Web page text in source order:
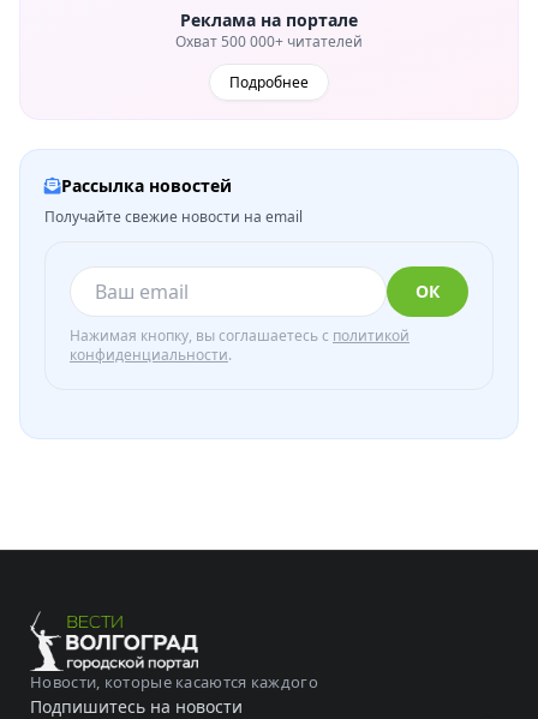
Реклама на портале
Охват 500 000+ читателей
Подробнее
Рассылка новостей
Получайте свежие новости на email
ОК
Нажимая кнопку, вы соглашаетесь с политикой
конфиденциальности.
Новости, которые касаются каждого
Подпишитесь на новости